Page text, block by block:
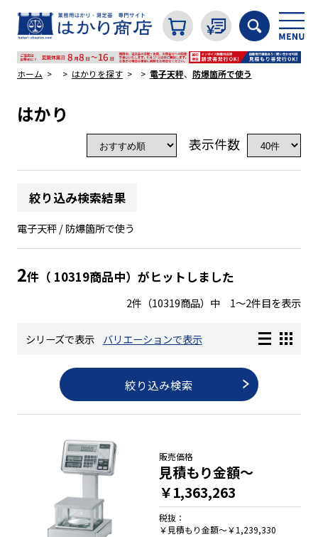
色々な計測器
レベル・勾配測定
ホーム はかりを探す 電子天秤、 防爆箇所で使う
はかり
表示件数
絞り込み検索結果
電子天秤 / 防爆箇所で使う
2件（ 10319商品中）がヒットしました
2件（10319商品）中 1～2件目を表示
シリーズで表示 バリエーションで表示
絞り込み検索
販売価格
見積もり金額～
￥1,363,263
税抜：
￥見積もり金額～￥1,239,330